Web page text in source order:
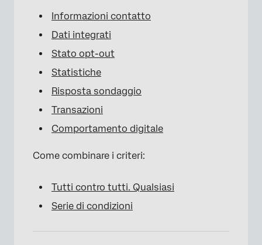
Informazioni contatto
Dati integrati
Stato opt-out
Statistiche
Risposta sondaggio
Transazioni
Comportamento digitale
Come combinare i criteri:
Tutti contro tutti. Qualsiasi
Serie di condizioni